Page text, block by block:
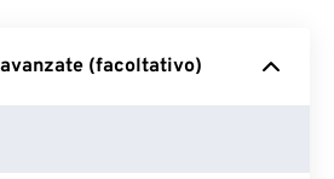
Google Drive
(facoltativo)